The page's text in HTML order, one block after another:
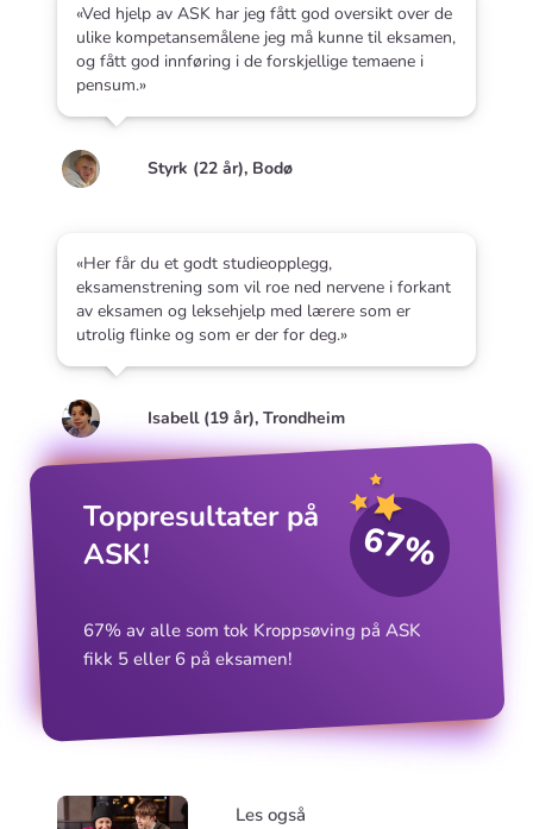
«Ved hjelp av ASK har jeg fått god oversikt over de
ulike kompetansemålene jeg må kunne til eksamen,
og fått god innføring i de forskjellige temaene i
pensum.»
Styrk (22 år), Bodø
«Her får du et godt studieopplegg,
eksamenstrening som vil roe ned nervene i forkant
av eksamen og leksehjelp med lærere som er
utrolig flinke og som er der for deg.»
Isabell (19 år), Trondheim
Toppresultater på
ASK!
67%
67% av alle som tok Kroppsøving på ASK
fikk 5 eller 6 på eksamen!
Les også